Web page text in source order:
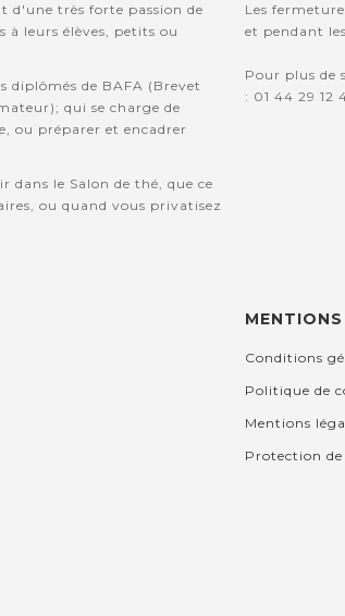
d'une très forte passion de
à leurs élèves, petits ou
diplômés de BAFA (Brevet
qui se charge de
ou préparer et encadrer
dans le Salon de thé, que ce
ou quand vous privatisez
Les
et pendant
Pour plus de
: 01 44 29 12
Conditions
Politique de
Mentions
Protection